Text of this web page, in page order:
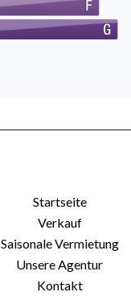
Startseite
Verkauf
Saisonale Vermietung
Unsere Agentur
Kontakt